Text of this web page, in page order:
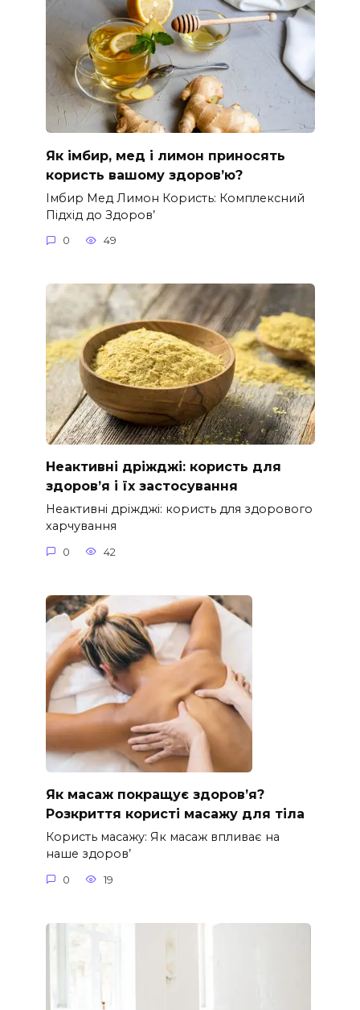
Як імбир, мед і лимон приносять
користь вашому здоров’ю?
Імбир Мед Лимон Користь: Комплексний
Підхід до Здоров’
0 49
Неактивні дріжджі: користь для
здоров’я і їх застосування
Неактивні дріжджі: користь для здорового
харчування
0 42
Як масаж покращує здоров’я?
Розкриття користі масажу для тіла
Користь масажу: Як масаж впливає на
наше здоров’
0 19